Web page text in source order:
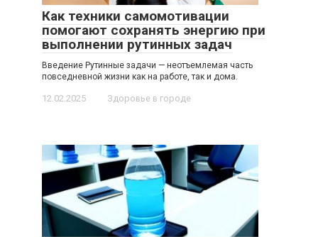
Как техники самомотивации
помогают сохранять энергию при
выполнении рутинных задач
Введение Рутинные задачи — неотъемлемая часть
повседневной жизни как на работе, так и дома.
12.02.2025 Здоровье в городе